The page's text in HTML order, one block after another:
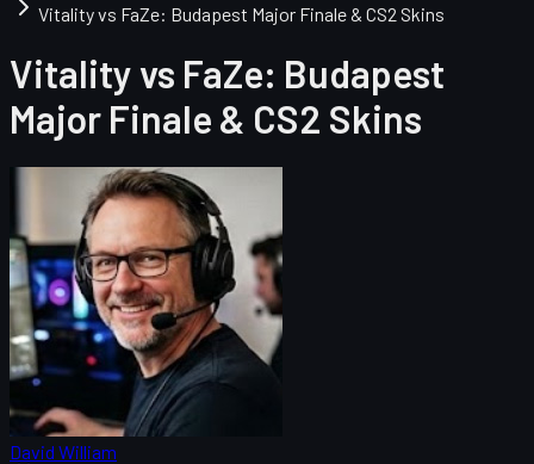
Vitality vs FaZe: Budapest Major Finale & CS2 Skins
Vitality vs FaZe: Budapest
Major Finale & CS2 Skins
David William